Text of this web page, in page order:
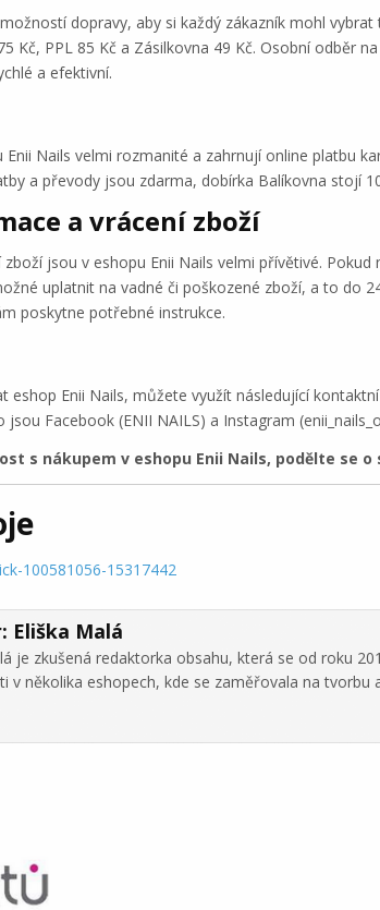
dopravy, aby si každý zákazník mohl
Kč, PPL 85 Kč a Zásilkovna 49 Kč. Osobní odběr
a efektivní.
Nails velmi rozmanité a zahrnují online platbu
a převody jsou zdarma, dobírka Balíkovna stojí
a vrácení zboží
zboží jsou v eshopu Enii Nails velmi přívětivé.
uplatnit na vadné či poškozené zboží, a to do
poskytne potřebné instrukce.
Enii Nails, můžete využít následující
jsou Facebook (ENII NAILS) a Instagram
s nákupem v eshopu Enii Nails, podělte se
100581056-15317442
Eliška Malá
je zkušená redaktorka obsahu, která se od roku
v několika eshopech, kde se zaměřovala na